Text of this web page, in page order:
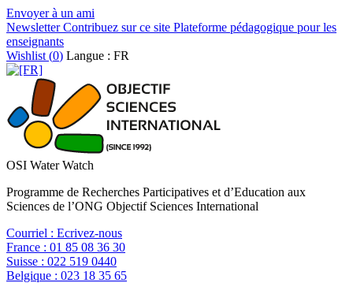
Envoyer à un ami
NewsletterContribuez sur ce site Plateforme pédagogique pour les
enseignants
Wishlist (0) Langue : FR
OSI Water Watch
Programme de Recherches Participatives et d’Education aux
Sciences de l’ONG Objectif Sciences International
Courriel : Ecrivez-nous
France : 01 85 08 36 30
Suisse : 022 519 0440
Belgique : 023 18 35 65